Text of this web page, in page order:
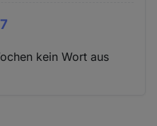
kein Wort aus